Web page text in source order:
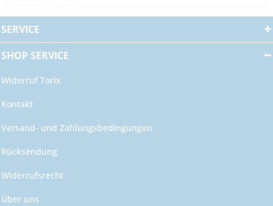
SERVICE
SHOP SERVICE
Widerruf Torix
Kontakt
Versand- und Zahlungsbedingungen
Rücksendung
Widerrufsrecht
Über uns